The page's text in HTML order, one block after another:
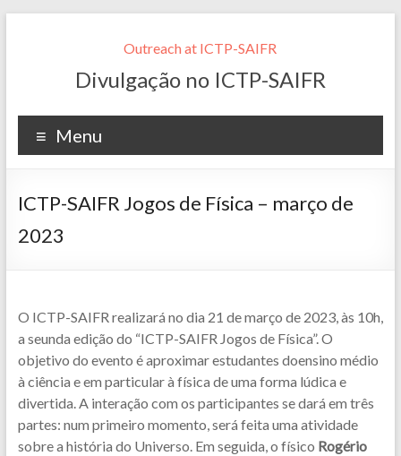
Outreach at ICTP-SAIFR
Divulgação no ICTP-SAIFR
Menu
ICTP-SAIFR Jogos de Física – março de
2023
O ICTP-SAIFR realizará no dia 21 de março de 2023, às 10h,
a seunda edição do “ICTP-SAIFR Jogos de Física”. O
objetivo do evento é aproximar estudantes doensino médio
à ciência e em particular à física de uma forma lúdica e
divertida. A interação com os participantes se dará em três
partes: num primeiro momento, será feita uma atividade
sobre a história do Universo. Em seguida, o físico Rogério